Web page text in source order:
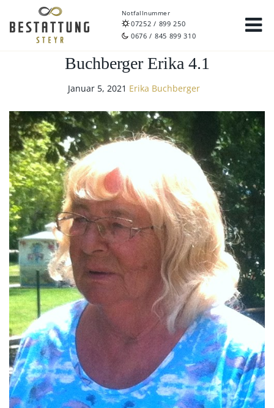
Notfallnummer
07252 / 899 250
0676 / 845 899 310
Buchberger Erika 4.1
Januar 5, 2021 Erika Buchberger